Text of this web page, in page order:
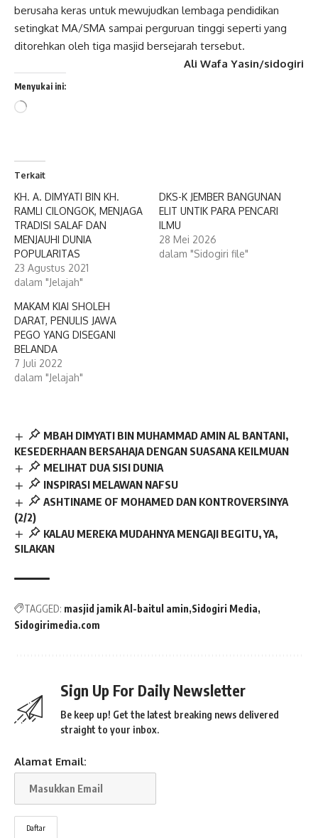
berusaha keras untuk mewujudkan lembaga pendidikan
setingkat MA/SMA sampai perguruan tinggi seperti yang
ditorehkan oleh tiga masjid bersejarah tersebut.
Ali Wafa Yasin/sidogiri
Menyukai ini:
Memuat...
Terkait
KH. A. DIMYATI BIN KH.
RAMLI CILONGOK, MENJAGA
TRADISI SALAF DAN
MENJAUHI DUNIA
POPULARITAS
23 Agustus 2021
dalam "Jelajah"
DKS-K JEMBER BANGUNAN
ELIT UNTIK PARA PENCARI
ILMU
28 Mei 2026
dalam "Sidogiri file"
MAKAM KIAI SHOLEH
DARAT, PENULIS JAWA
PEGO YANG DISEGANI
BELANDA
7 Juli 2022
dalam "Jelajah"
MBAH DIMYATI BIN MUHAMMAD AMIN AL BANTANI,
KESEDERHAAN BERSAHAJA DENGAN SUASANA KEILMUAN
MELIHAT DUA SISI DUNIA
INSPIRASI MELAWAN NAFSU
ASHTINAME OF MOHAMED DAN KONTROVERSINYA
(2/2)
KALAU MEREKA MUDAHNYA MENGAJI BEGITU, YA,
SILAKAN
TAGGED: masjid jamik Al-baitul amin Sidogiri Media
Sidogirimedia.com
Sign Up For Daily Newsletter
Be keep up! Get the latest breaking news delivered
straight to your inbox.
Alamat Email: